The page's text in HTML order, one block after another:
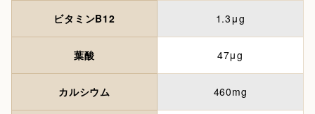
ビタミンB12 1.3μg
葉酸 47μg
カルシウム 460mg